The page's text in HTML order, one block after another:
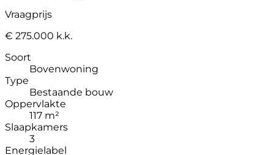
Vraagprijs
€ 275.000 k.k.
Soort
Bovenwoning
Type
Bestaande bouw
Oppervlakte
117 m²
Slaapkamers
3
Energielabel